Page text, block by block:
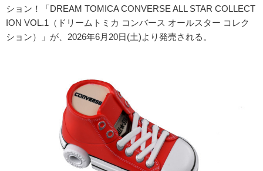
ション！「DREAM TOMICA CONVERSE ALL STAR COLLECT
ION VOL.1（ドリームトミカ コンバース オールスター コレク
ション）」が、2026年6月20日(土)より発売される。